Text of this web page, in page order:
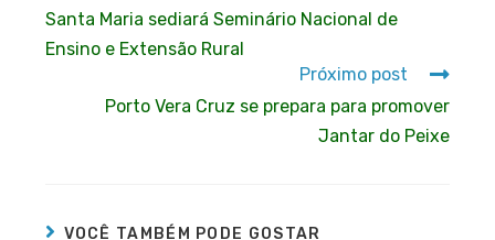
Santa Maria sediará Seminário Nacional de
Ensino e Extensão Rural
Próximo post
Porto Vera Cruz se prepara para promover
Jantar do Peixe
VOCÊ TAMBÉM PODE GOSTAR